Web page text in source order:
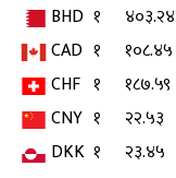
BHD १ ४०३.२४
CAD १ १०८.४५
CHF १ १८७.५९
CNY १ २२.५३
DKK १ २३.४५